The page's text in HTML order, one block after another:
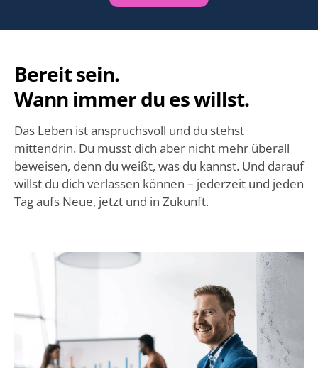
Bereit sein.
Wann immer du es willst.
Das Leben ist anspruchsvoll und du stehst
mittendrin. Du musst dich aber nicht mehr überall
beweisen, denn du weißt, was du kannst. Und darauf
willst du dich verlassen können – jederzeit und jeden
Tag aufs Neue, jetzt und in Zukunft.